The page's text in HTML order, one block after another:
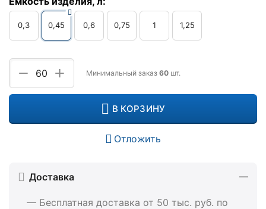
0,3 0,45 0,6 0,75 1 1,25
+
− Минимальный заказ 60 шт.
В КОРЗИНУ
Отложить
Доставка
— Бесплатная доставка от 50 тыс. руб. по